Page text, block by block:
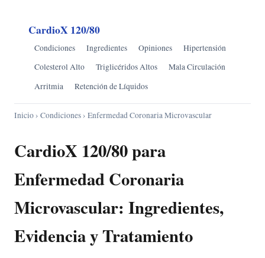
CardioX 120/80
Condiciones Ingredientes Opiniones
Hipertensión
Colesterol Alto
Triglicéridos Altos
Mala Circulación
Arritmia
Retención de Líquidos
Inicio› Condiciones› Enfermedad Coronaria Microvascular
CardioX 120/80 para
Enfermedad Coronaria
Microvascular: Ingredientes,
Evidencia y Tratamiento